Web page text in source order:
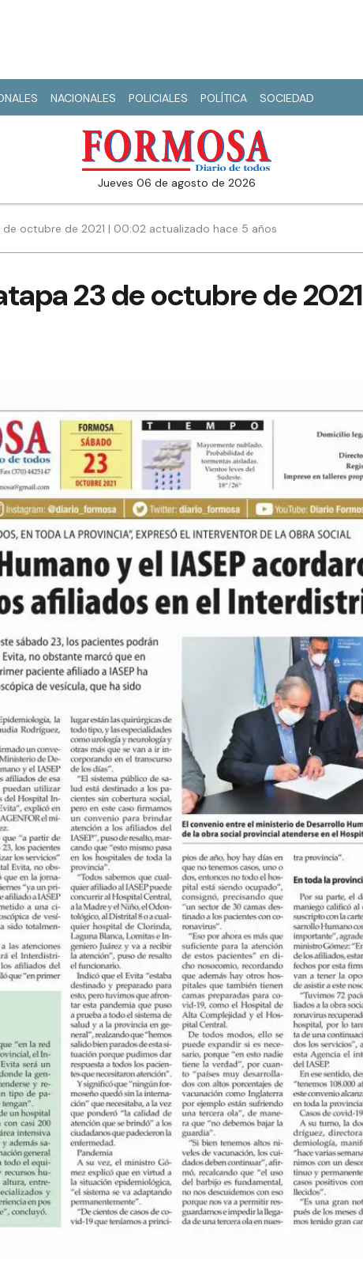
NACIONALES POLICIALES POLÍTICA SOCIEDAD
jueves 06 de agosto de 2026
de octubre de 2021 | 00:02 actualizado hace 5 años
23 de octubre de 2021